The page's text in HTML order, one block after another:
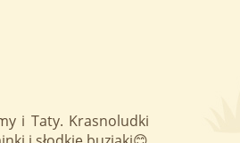
i Taty. Krasnoludki